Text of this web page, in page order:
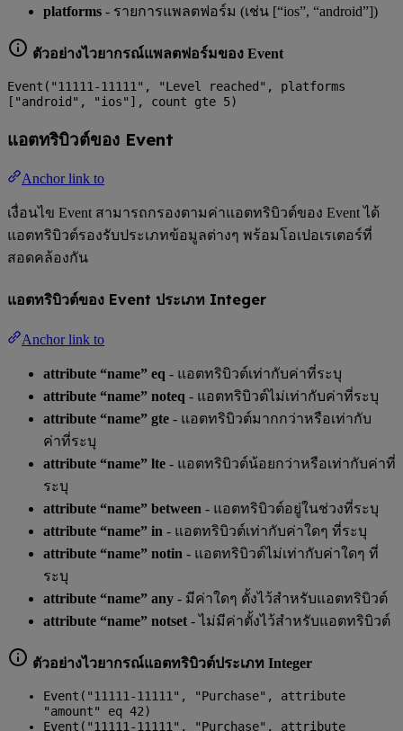
platforms - รายการแพลตฟอร์ม (เช่น [“ios”, “android”])
ตัวอย่างไวยากรณ์แพลตฟอร์มของ Event
Event("11111-11111", "Level reached", platforms
["android", "ios"], count gte 5)
แอตทริบิวต์ของ Event
Anchor link to
เงื่อนไข Event สามารถกรองตามค่าแอตทริบิวต์ของ Event ได้
แอตทริบิวต์รองรับประเภทข้อมูลต่างๆ พร้อมโอเปอเรเตอร์ที่
สอดคล้องกัน
แอตทริบิวต์ของ Event ประเภท Integer
Anchor link to
attribute “name” eq - แอตทริบิวต์เท่ากับค่าที่ระบุ
attribute “name” noteq - แอตทริบิวต์ไม่เท่ากับค่าที่ระบุ
attribute “name” gte - แอตทริบิวต์มากกว่าหรือเท่ากับ
ค่าที่ระบุ
attribute “name” lte - แอตทริบิวต์น้อยกว่าหรือเท่ากับค่าที่
ระบุ
attribute “name” between - แอตทริบิวต์อยู่ในช่วงที่ระบุ
attribute “name” in - แอตทริบิวต์เท่ากับค่าใดๆ ที่ระบุ
attribute “name” notin - แอตทริบิวต์ไม่เท่ากับค่าใดๆ ที่
ระบุ
attribute “name” any - มีค่าใดๆ ตั้งไว้สำหรับแอตทริบิวต์
attribute “name” notset - ไม่มีค่าตั้งไว้สำหรับแอตทริบิวต์
ตัวอย่างไวยากรณ์แอตทริบิวต์ประเภท Integer
Event("11111-11111", "Purchase", attribute
"amount" eq 42)
Event("11111-11111", "Purchase", attribute